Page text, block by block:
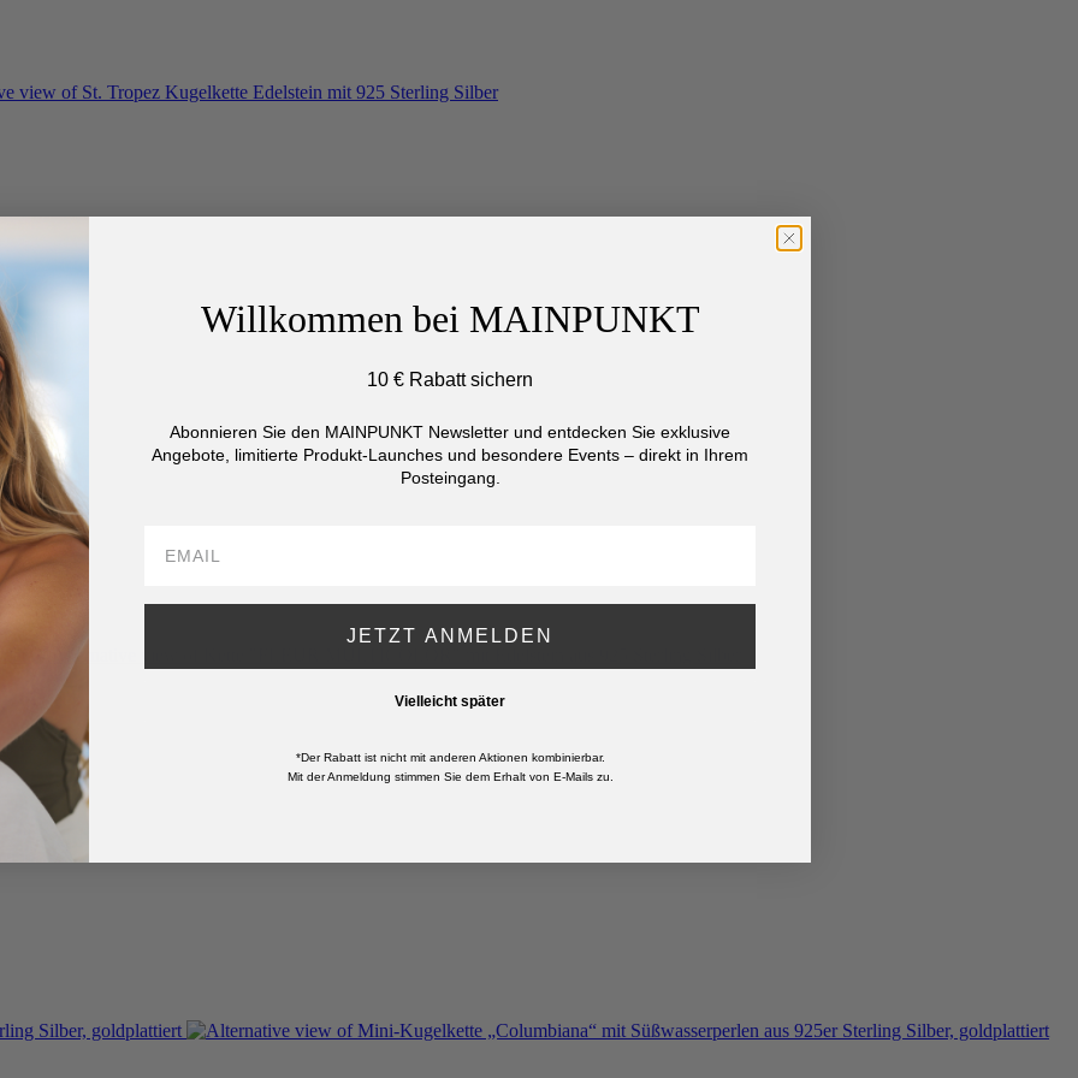
Willkommen bei MAINPUNKT
10 € Rabatt sichern
Abonnieren Sie den MAINPUNKT Newsletter und entdecken Sie exklusive
Angebote, limitierte Produkt-Launches und besondere Events – direkt in Ihrem
Posteingang.
JETZT ANMELDEN
Vielleicht später
*Der Rabatt ist nicht mit anderen Aktionen kombinierbar.
Mit der Anmeldung stimmen Sie dem Erhalt von E-Mails zu.